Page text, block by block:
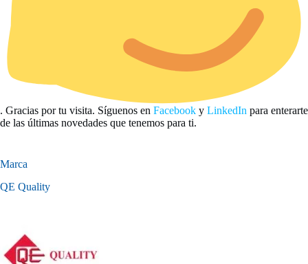
. Gracias por tu visita. Síguenos en Facebook y LinkedIn para enterarte
de las últimas novedades que tenemos para ti.
Marca
QE Quality